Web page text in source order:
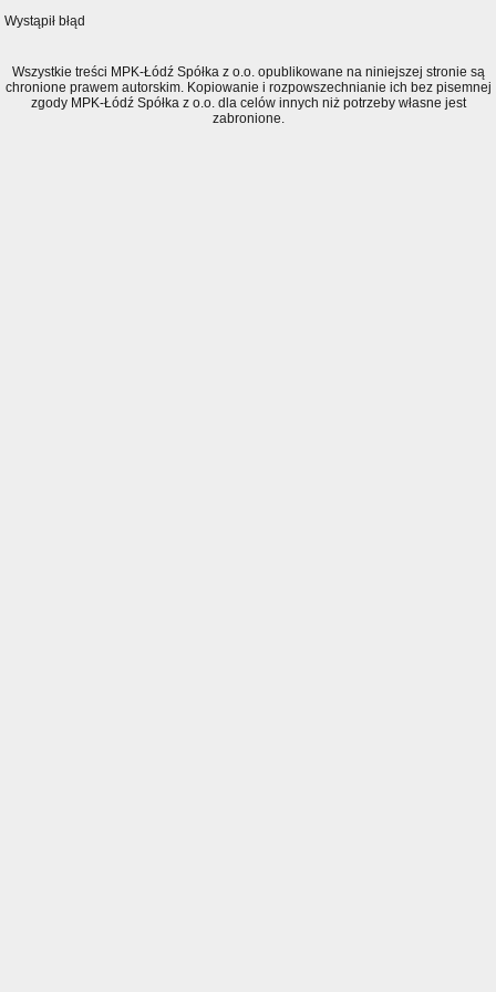
Wystąpił błąd
Wszystkie treści MPK-Łódź Spółka z o.o. opublikowane na niniejszej stronie są
chronione prawem autorskim. Kopiowanie i rozpowszechnianie ich bez pisemnej
zgody MPK-Łódź Spółka z o.o. dla celów innych niż potrzeby własne jest
zabronione.